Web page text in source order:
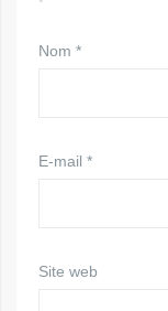
*
Nom *
E-mail *
Site web